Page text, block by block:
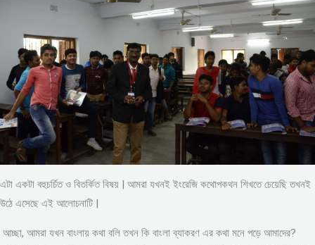
এটা একটা বহুচর্চিত ও বিতর্কিত বিষয় | আমরা যখনই ইংরেজি কথোপকথন শিখতে চেয়েছি তখনই
উঠে এসেছে এই আলোচনাটি |
আচ্ছা, আমরা যখন বাংলায় কথা বলি তখন কি বাংলা ব্যাকরণ এর কথা মনে পড়ে আমাদের?